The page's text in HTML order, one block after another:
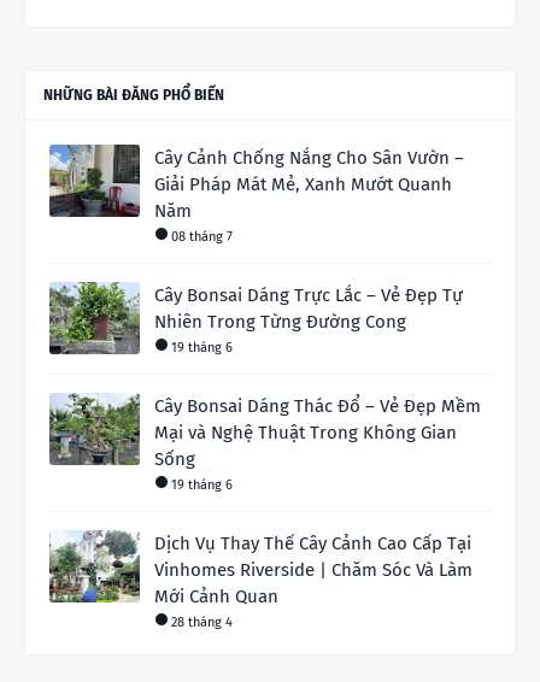
NHỮNG BÀI ĐĂNG PHỔ BIẾN
Cây Cảnh Chống Nắng Cho Sân Vườn –
Giải Pháp Mát Mẻ, Xanh Mướt Quanh
Năm
08 tháng 7
Cây Bonsai Dáng Trực Lắc – Vẻ Đẹp Tự
Nhiên Trong Từng Đường Cong
19 tháng 6
Cây Bonsai Dáng Thác Đổ – Vẻ Đẹp Mềm
Mại và Nghệ Thuật Trong Không Gian
Sống
19 tháng 6
Dịch Vụ Thay Thế Cây Cảnh Cao Cấp Tại
Vinhomes Riverside | Chăm Sóc Và Làm
Mới Cảnh Quan
28 tháng 4